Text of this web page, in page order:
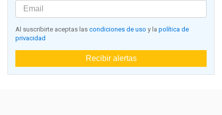
Al suscribirte aceptas las condiciones de uso y la política de
privacidad
Recibir alertas